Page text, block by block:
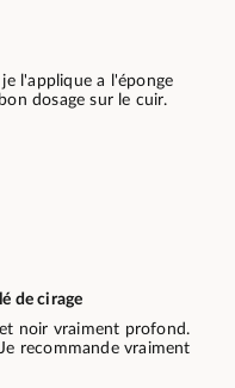
je l'applique a l'éponge
dosage sur le cuir.
de cirage
noir vraiment profond.
recommande vraiment